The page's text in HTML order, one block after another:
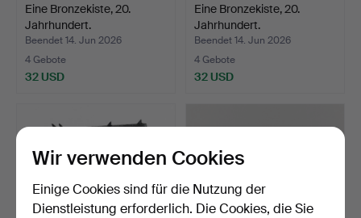
Eine Bronzekiste, 20.
Jahrhundert.
Beendet 14. Jun 2026
4 Gebote
32 USD
Eine Bronzekiste, 20.
Jahrhundert.
Beendet 14. Jun 2026
4 Gebote
32 USD
Wir verwenden Cookies
Einige Cookies sind für die Nutzung der
Dienstleistung erforderlich. Die Cookies, die Sie